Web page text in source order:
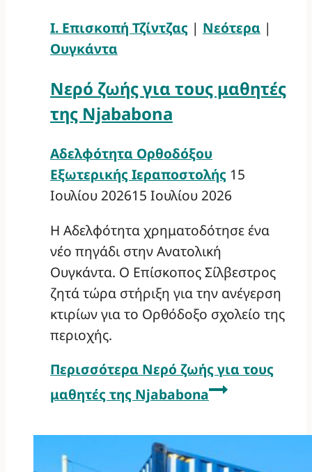
Ι. Επισκοπή Τζίντζας | Νεότερα |
Ουγκάντα
Νερό ζωής για τους μαθητές
της Njababona
Αδελφότητα Ορθοδόξου
Εξωτερικής Ιεραποστολής 15
Ιουλίου 202615 Ιουλίου 2026
Η Αδελφότητα χρηματοδότησε ένα
νέο πηγάδι στην Ανατολική
Ουγκάντα. Ο Επίσκοπος Σίλβεστρος
ζητά τώρα στήριξη για την ανέγερση
κτιρίων για το Ορθόδοξο σχολείο της
περιοχής.
Περισσότερα Νερό ζωής για τους
μαθητές της Njababona